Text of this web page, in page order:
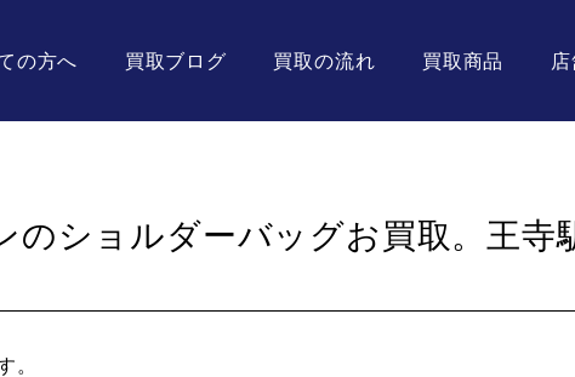
の方へ 買取ブログ 買取の流れ 買取商品
のショルダーバッグお買取。王